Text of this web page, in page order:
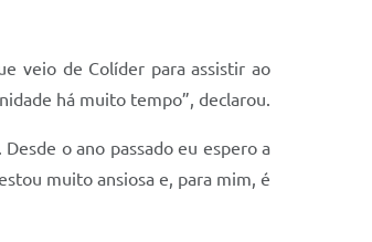
veio de Colíder para assistir ao
há muito tempo”, declarou.
o ano passado eu espero a
muito ansiosa e, para mim, é